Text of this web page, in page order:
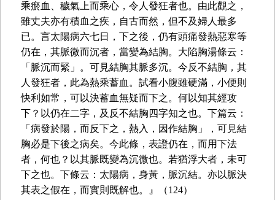
乘瘀血、穢氣上而乘心，令人發狂者也。由此觀之，
雖丈夫亦有積血之疾，自古而然，但不及婦人最多
已。言太陽病六七日，下之後，仍有頭痛發熱惡寒等
仍在，其脈微而沉者，當變為結胸。大陷胸湯條云：
「脈沉而緊」。可見結胸其脈多沉。今反不結胸，其
人發狂者，此為熱乘蓄血。試看小腹雖硬滿，小便則
快利如常，可以決蓄血無疑而下之。何以知其經攻
下？以仍在二字，及反不結胸四字知之也。下篇云：
「病發於陽，而反下之，熱入，因作結胸」，可見結
胸必是下後之病矣。今此條，表證仍在，而用下法
者，何也？以其脈既變為沉微也。若猶浮大者，未可
下之也。下條云：太陽病，身黃，脈沉結。亦以脈決
其表之假在，而實則既解也。』（124）